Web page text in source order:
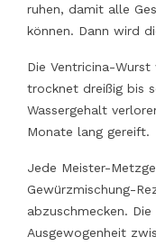
ruhen, damit alle
können. Dann wird
Die Ventricina-
trocknet dreißig bis
Wassergehalt
Monate lang gereift.
Jede Meister-
Gewürzmischung-
abzuschmecken.
Ausgewogenheit